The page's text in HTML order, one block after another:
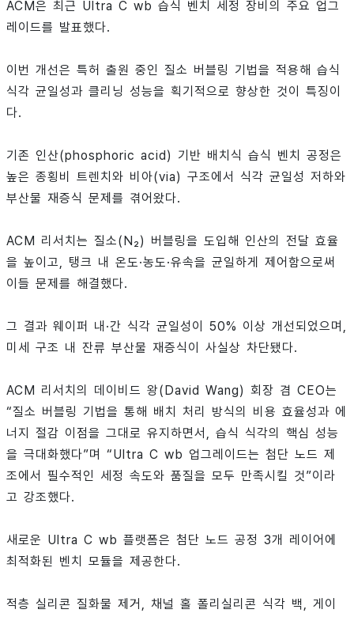
ACM은 최근 Ultra C wb 습식 벤치 세정 장비의 주요 업그
레이드를 발표했다.
이번 개선은 특허 출원 중인 질소 버블링 기법을 적용해 습식
식각 균일성과 클리닝 성능을 획기적으로 향상한 것이 특징이
다.
기존 인산(phosphoric acid) 기반 배치식 습식 벤치 공정은
높은 종횡비 트렌치와 비아(via) 구조에서 식각 균일성 저하와
부산물 재증식 문제를 겪어왔다.
ACM 리서치는 질소(N₂) 버블링을 도입해 인산의 전달 효율
을 높이고, 탱크 내 온도·농도·유속을 균일하게 제어함으로써
이들 문제를 해결했다.
그 결과 웨이퍼 내·간 식각 균일성이 50% 이상 개선되었으며,
미세 구조 내 잔류 부산물 재증식이 사실상 차단됐다.
ACM 리서치의 데이비드 왕(David Wang) 회장 겸 CEO는
“질소 버블링 기법을 통해 배치 처리 방식의 비용 효율성과 에
너지 절감 이점을 그대로 유지하면서, 습식 식각의 핵심 성능
을 극대화했다”며 “Ultra C wb 업그레이드는 첨단 노드 제
조에서 필수적인 세정 속도와 품질을 모두 만족시킬 것”이라
고 강조했다.
새로운 Ultra C wb 플랫폼은 첨단 노드 공정 3개 레이어에
최적화된 벤치 모듈을 제공한다.
적층 실리콘 질화물 제거, 채널 홀 폴리실리콘 식각 백, 게이